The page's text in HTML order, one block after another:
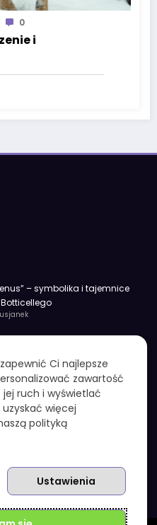
0
i
– symbolika i tajemnice
– aktualny przelicznik, koniec
i praktyczne wskazówki
Ci najlepsze
zawartość
ruch i wyświetlać
więcej
polityką
Ustawienia